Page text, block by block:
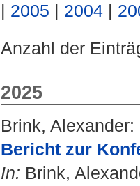
| 2005 | 2004 |
Anzahl der
2025
Brink, Alexander:
Bericht zur
In: Brink,